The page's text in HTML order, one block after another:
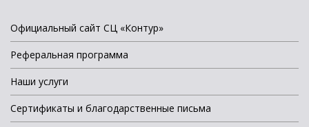
Официальный сайт СЦ «Контур»
Реферальная программа
Наши услуги
Сертификаты и благодарственные письма